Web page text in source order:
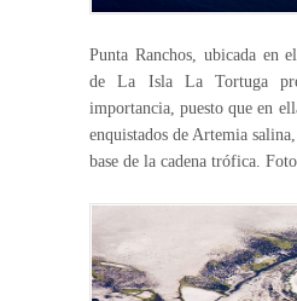
Punta Ranchos, ubicada en
de La Isla La Tortuga
importancia, puesto que en
enquistados de Artemia
base de la cadena trófica.